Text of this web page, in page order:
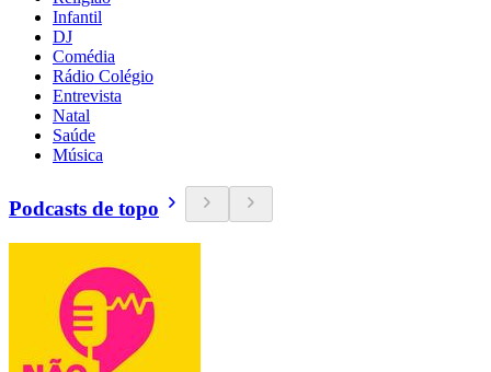
Infantil
DJ
Comédia
Rádio Colégio
Entrevista
Natal
Saúde
Música
Podcasts de topo